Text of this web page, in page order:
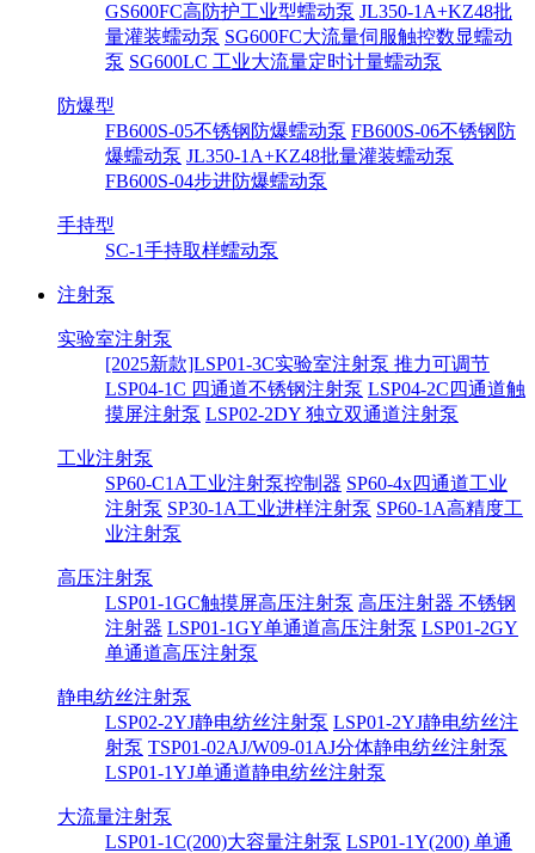
GS600FC高防护工业型蠕动泵 JL350-1A+KZ48批
量灌装蠕动泵 SG600FC大流量伺服触控数显蠕动
泵 SG600LC 工业大流量定时计量蠕动泵
防爆型
FB600S-05不锈钢防爆蠕动泵 FB600S-06不锈钢防
爆蠕动泵 JL350-1A+KZ48批量灌装蠕动泵
FB600S-04步进防爆蠕动泵
手持型
SC-1手持取样蠕动泵
注射泵
实验室注射泵
[2025新款]LSP01-3C实验室注射泵 推力可调节
LSP04-1C 四通道不锈钢注射泵 LSP04-2C四通道触
摸屏注射泵 LSP02-2DY 独立双通道注射泵
工业注射泵
SP60-C1A工业注射泵控制器 SP60-4x四通道工业
注射泵 SP30-1A工业进样注射泵 SP60-1A高精度工
业注射泵
高压注射泵
LSP01-1GC触摸屏高压注射泵 高压注射器 不锈钢
注射器 LSP01-1GY单通道高压注射泵 LSP01-2GY
单通道高压注射泵
静电纺丝注射泵
LSP02-2YJ静电纺丝注射泵 LSP01-2YJ静电纺丝注
射泵 TSP01-02AJ/W09-01AJ分体静电纺丝注射泵
LSP01-1YJ单通道静电纺丝注射泵
大流量注射泵
LSP01-1C(200)大容量注射泵 LSP01-1Y(200) 单通